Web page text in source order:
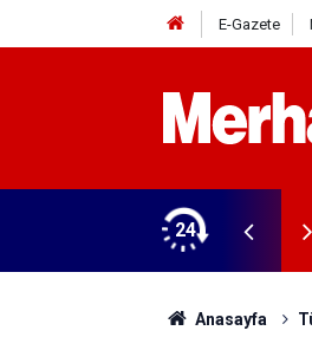
E-Gazete
24
Anasayfa